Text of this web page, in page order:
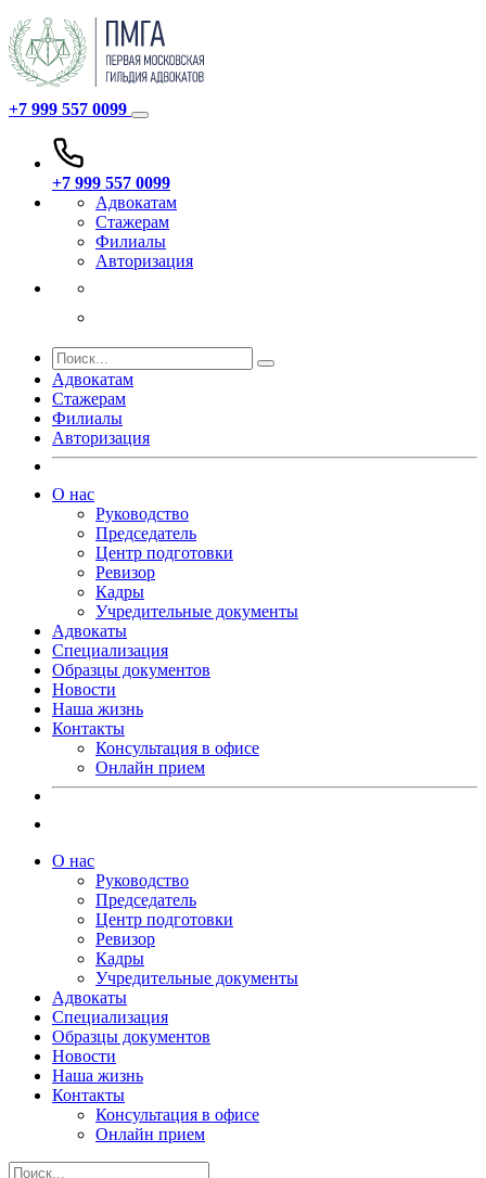
+7 999 557 0099
+7 999 557 0099
Адвокатам
Стажерам
Филиалы
Авторизация
Адвокатам
Стажерам
Филиалы
Авторизация
О нас
Руководство
Председатель
Центр подготовки
Ревизор
Кадры
Учредительные документы
Адвокаты
Специализация
Образцы документов
Новости
Наша жизнь
Контакты
Консультация в офисе
Онлайн прием
О нас
Руководство
Председатель
Центр подготовки
Ревизор
Кадры
Учредительные документы
Адвокаты
Специализация
Образцы документов
Новости
Наша жизнь
Контакты
Консультация в офисе
Онлайн прием